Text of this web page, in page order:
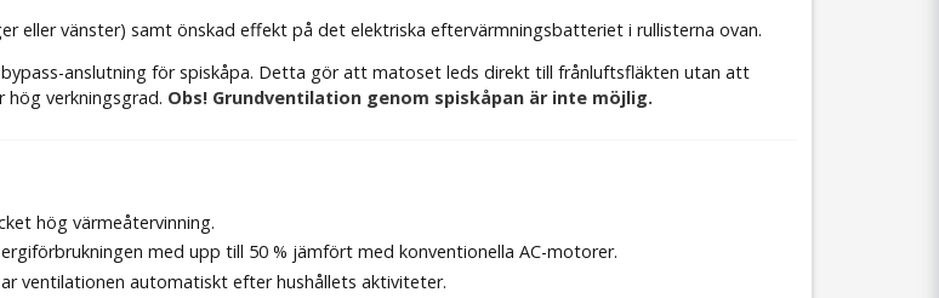
eller vänster) samt önskad effekt på det elektriska eftervärmningsbatteriet i rullisterna ovan.
anslutning för spiskåpa. Detta gör att matoset leds direkt till frånluftsfläkten utan att
hög verkningsgrad. Obs! Grundventilation genom spiskåpan är inte möjlig.
hög värmeåtervinning.
med upp till 50 % jämfört med konventionella AC-motorer.
ventilationen automatiskt efter hushållets aktiviteter.